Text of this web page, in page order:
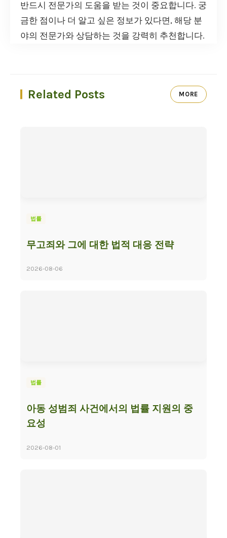
반드시 전문가의 도움을 받는 것이 중요합니다. 궁
금한 점이나 더 알고 싶은 정보가 있다면, 해당 분
야의 전문가와 상담하는 것을 강력히 추천합니다.
Related Posts MORE
법률
무고죄와 그에 대한 법적 대응 전략
2026-08-06
법률
아동 성범죄 사건에서의 법률 지원의 중
요성
2026-08-01